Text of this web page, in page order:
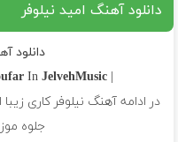
دانلود آهنگ امید نیلوفر
دانلود
| Download Song
In JelvehMusic |
در ادامه آهنگ نیلوفر کاری زیبا
جلوه